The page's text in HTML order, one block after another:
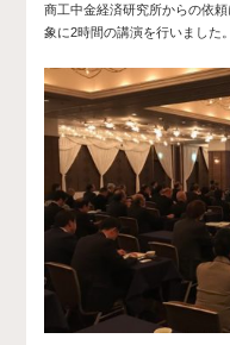
商工中金経済研究所からの依
象に2時間の講演を行いました。